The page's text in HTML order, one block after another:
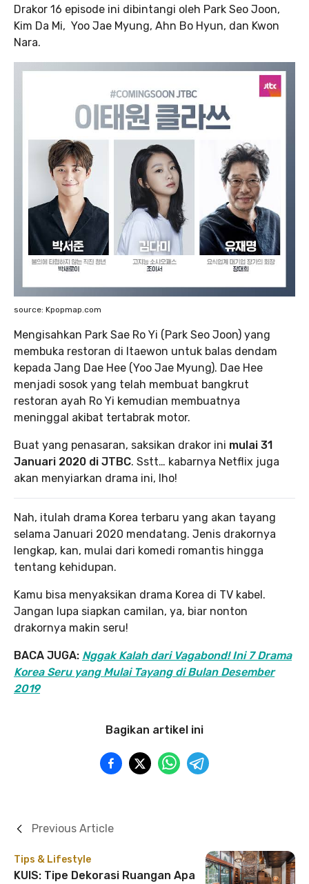
Drakor 16 episode ini dibintangi oleh Park Seo Joon,
Kim Da Mi, Yoo Jae Myung, Ahn Bo Hyun, dan Kwon
Nara.
source: Kpopmap.com
Mengisahkan Park Sae Ro Yi (Park Seo Joon) yang
membuka restoran di Itaewon untuk balas dendam
kepada Jang Dae Hee (Yoo Jae Myung). Dae Hee
menjadi sosok yang telah membuat bangkrut
restoran ayah Ro Yi kemudian membuatnya
meninggal akibat tertabrak motor.
Buat yang penasaran, saksikan drakor ini mulai 31
Januari 2020 di JTBC. Sstt… kabarnya Netflix juga
akan menyiarkan drama ini, lho!
Nah, itulah drama Korea terbaru yang akan tayang
selama Januari 2020 mendatang. Jenis drakornya
lengkap, kan, mulai dari komedi romantis hingga
tentang kehidupan.
Kamu bisa menyaksikan drama Korea di TV kabel.
Jangan lupa siapkan camilan, ya, biar nonton
drakornya makin seru!
BACA JUGA: Nggak Kalah dari Vagabond! Ini 7 Drama
Korea Seru yang Mulai Tayang di Bulan Desember
2019
Bagikan artikel ini
Tips & Lifestyle
KUIS: Tipe Dekorasi Ruangan Apa
Previous Article